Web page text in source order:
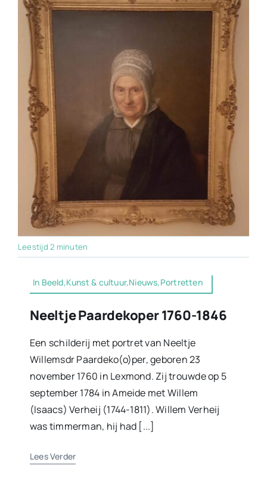
Leestijd 2 minuten
In Beeld,Kunst & cultuur,Nieuws,Portretten
Neeltje Paardekoper 1760-1846
Een schilderij met portret van Neeltje
Willemsdr Paardeko(o)per, geboren 23
november 1760 in Lexmond. Zij trouwde op 5
september 1784 in Ameide met Willem
(Isaacs) Verheij (1744-1811). Willem Verheij
was timmerman, hij had [...]
Lees Verder